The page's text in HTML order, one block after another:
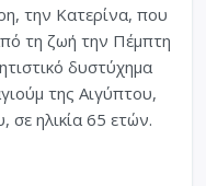
την Κατερίνα, που
τη ζωή την Πέμπτη
δυστύχημα
της Αιγύπτου,
σε ηλικία 65 ετών.